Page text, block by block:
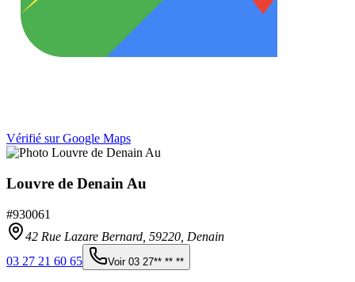
Vérifié sur Google Maps
Louvre de Denain Au
#930061
42 Rue Lazare Bernard, 59220 Denain
03 27 21 60 65
Voir 03 27** ** **